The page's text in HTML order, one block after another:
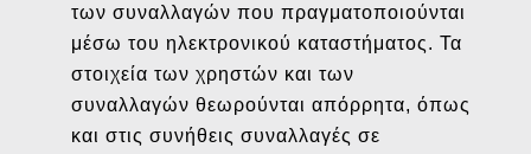
των συναλλαγών που πραγματοποιούνται
μέσω του ηλεκτρονικού καταστήματος. Τα
στοιχεία των χρηστών και των
συναλλαγών θεωρούνται απόρρητα, όπως
και στις συνήθεις συναλλαγές σε